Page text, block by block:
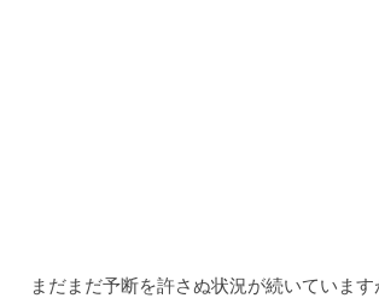
まだまだ予断を許さぬ状況が続いています